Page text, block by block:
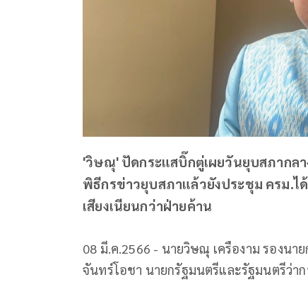
'วิษณุ' ปัดกระแสบิ๊กตู่เผยวันยุบสภากล
พิธีกรข่าวยุบสภาแล้วยังประชุม ครม.ไ
เสียงเนียนกว่าฝ่ายค้าน
08 มี.ค.2566 - นายวิษณุ เครืองาม รองน
จันทร์โอชา นายกรัฐมนตรีและรัฐมนตรีว่า